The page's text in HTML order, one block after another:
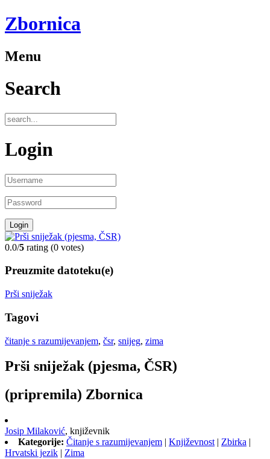
Zbornica
Menu
Search
Login
0.0/5 rating (0 votes)
Preuzmite datoteku(e)
Prši sniježak
Tagovi
čitanje s razumijevanjem, čsr, snijeg, zima
Prši sniježak (pjesma, ČSR)
(pripremila) Zbornica
Josip Milaković, književnik
Kategorije: Čitanje s razumijevanjem | Književnost | Zbirka |
Hrvatski jezik | Zima